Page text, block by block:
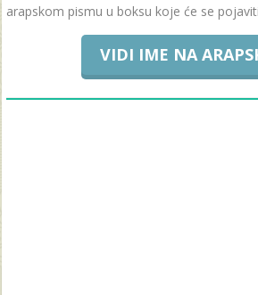
arapskom pismu u boksu koje će se
VIDI IME NA